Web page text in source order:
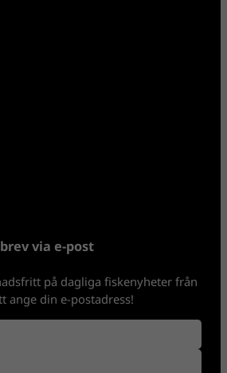
via e-post
på dagliga fiskenyheter från
ange din e-postadress!